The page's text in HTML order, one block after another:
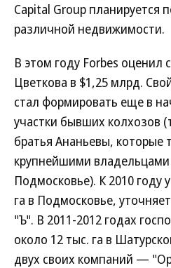
Capital Group планируется
различной недвижимости.
В этом году Forbes оценил
Цветкова в $1,25 млрд.
стал формировать еще в
участки бывших колхозов
братья Ананьевы, которые
крупнейшими
Подмосковье). К 2010 году
га в Подмосковье,
"Ъ". В 2011-2012 годах
около 12 тыс. га в
двух своих компаний —